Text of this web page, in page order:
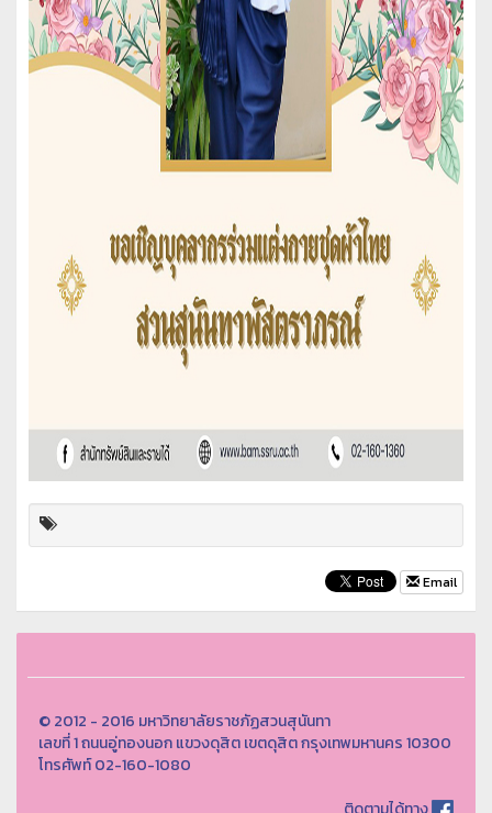
Email
© 2012 - 2016 มหาวิทยาลัยราชภัฏสวนสุนันทา
เลขที่ 1 ถนนอู่ทองนอก แขวงดุสิต เขตดุสิต กรุงเทพมหานคร 10300
โทรศัพท์ 02-160-1080